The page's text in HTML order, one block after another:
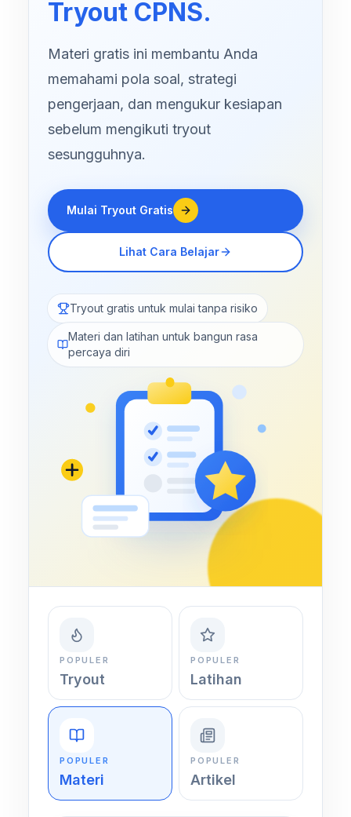
Tryout CPNS.
Materi gratis ini membantu Anda
memahami pola soal, strategi
pengerjaan, dan mengukur kesiapan
sebelum mengikuti tryout
sesungguhnya.
Mulai Tryout Gratis
Lihat Cara Belajar
Tryout gratis untuk mulai tanpa risiko
Materi dan latihan untuk bangun rasa
percaya diri
POPULER
Tryout
POPULER
Latihan
POPULER
Materi
POPULER
Artikel